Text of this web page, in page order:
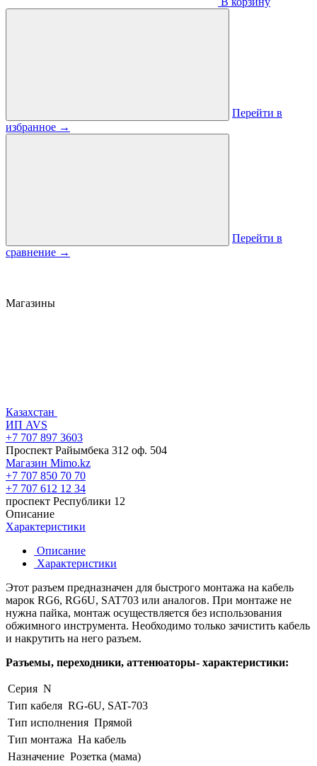
Перейти в
избранное →
Перейти в
сравнение →
Магазины
Казахстан
ИП AVS
+7 707 897 3603
Проспект Райымбека 312 оф. 504
Магазин Mimo.kz
+7 707 850 70 70
+7 707 612 12 34
проспект Республики 12
Описание
Характеристики
Описание
Характеристики
Этот разъем предназначен для быстрого монтажа на кабель
марок RG6, RG6U, SAT703 или аналогов. При монтаже не
нужна пайка, монтаж осуществляется без использования
обжимного инструмента. Необходимо только зачистить кабель
и накрутить на него разъем.
Разъемы, переходники, аттенюаторы- характеристики:
Серия N
Тип кабеля RG-6U, SAT-703
Тип исполнения Прямой
Тип монтажа На кабель
Назначение Розетка (мама)